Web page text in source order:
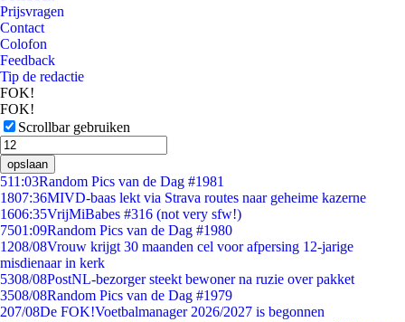
Prijsvragen
Contact
Colofon
Feedback
Tip de redactie
FOK!
FOK!
Scrollbar gebruiken
opslaan
511:03Random Pics van de Dag #1981
1807:36MIVD-baas lekt via Strava routes naar geheime kazerne
1606:35VrijMiBabes #316 (not very sfw!)
7501:09Random Pics van de Dag #1980
1208/08Vrouw krijgt 30 maanden cel voor afpersing 12-jarige
misdienaar in kerk
5308/08PostNL-bezorger steekt bewoner na ruzie over pakket
3508/08Random Pics van de Dag #1979
207/08De FOK!Voetbalmanager 2026/2027 is begonnen